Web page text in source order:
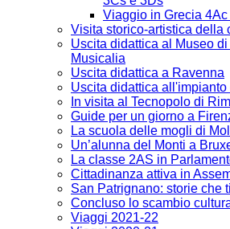
Viaggio in Grecia 4Ac
Visita storico-artistica della
Uscita didattica al Museo
Musicalia
Uscita didattica a Ravenna
Uscita didattica
In visita al Tecnopolo di
Guide per un giorno a
La scuola delle mogli di
Un’alunna del Monti a
La classe 2AS in
Cittadinanza attiva in
San Patrignano: storie che
Concluso lo scambio
Viaggi 2021-22